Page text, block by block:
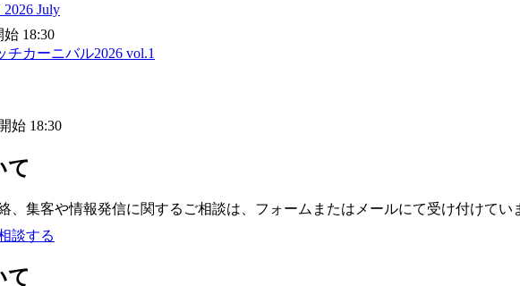
July
始 18:30
カーニバル2026 vol.1
始 18:30
て
、集客や情報発信に関するご相談は、フォームまたはメールにて受け付けてい
談する
て